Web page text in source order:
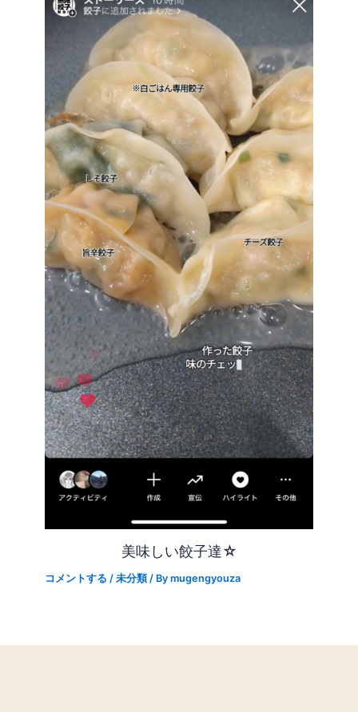
美味しい餃子達☆
コメントする /未分類/ Bymugengyouza